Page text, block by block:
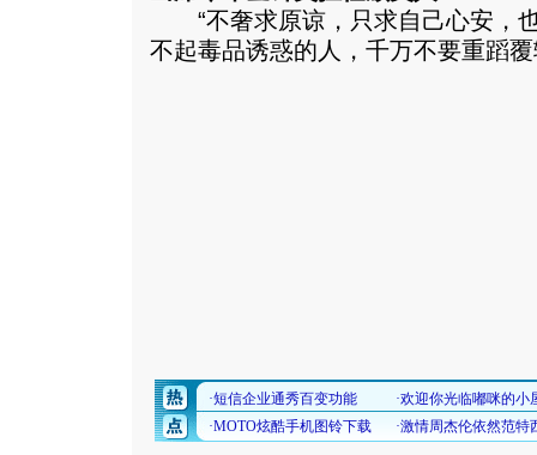
“不奢求原谅，只求自己心安，
不起毒品诱惑的人，千万不要重蹈